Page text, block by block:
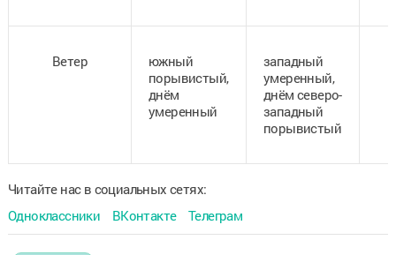
Ветер
южный
порывистый,
днём
умеренный
западный
умеренный,
днём северо-
западный
порывистый
Читайте нас в социальных сетях:
Одноклассники
ВКонтакте Телеграм